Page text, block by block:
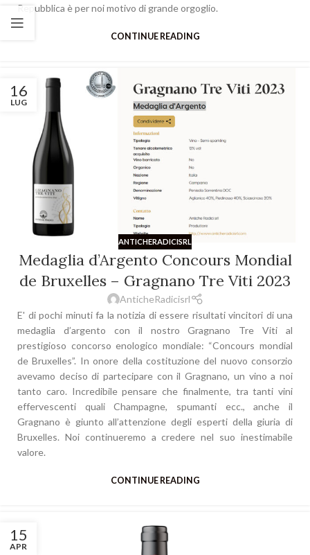
Repubblica è per noi motivo di grande orgoglio.
CONTINUE READING
16
LUG
ANTICHERADICISRL
Medaglia d’Argento Concours Mondial
de Bruxelles – Gragnano Tre Viti 2023
AnticheRadicisrl
E' di pochi minuti fa la notizia di essere risultati vincitori di una
medaglia d’argento con il nostro Gragnano Tre Viti al
prestigioso concorso enologico mondiale: “Concours mondial
de Bruxelles”. In onore della costituzione del nuovo consorzio
avevamo deciso di partecipare con il Gragnano, un vino a noi
tanto caro. Incredibile pensare che finalmente, tra tanti vini
effervescenti quali Champagne, spumanti ecc., anche il
Gragnano è giunto all’attenzione degli esperti della giuria di
Bruxelles. Noi continueremo a credere nel suo inestimabile
valore.
CONTINUE READING
15
APR